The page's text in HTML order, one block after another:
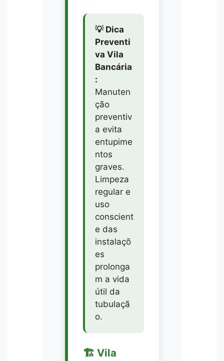
💡 Dica
Preventi
va Vila
Bancária
:
Manuten
ção
preventiv
a evita
entupime
ntos
graves.
Limpeza
regular e
uso
conscient
e das
instalaçõ
es
prolonga
m a vida
útil da
tubulaçã
o.
🏗️ Vila